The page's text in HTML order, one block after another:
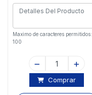
Maximo de caracteres permitidos:
100
Comprar